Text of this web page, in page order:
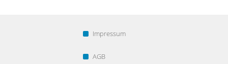
Impressum
AGB